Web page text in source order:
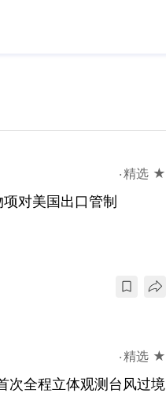
精选 ★
对美国出口管制
精选 ★
全程立体观测台风过境